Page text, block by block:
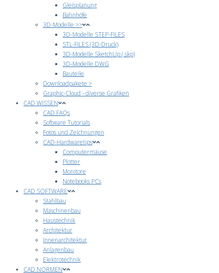
Gleisplanung
Bahnhöfe
3D-Modelle >>
3D-Modelle STEP-FILES
STL-FILES (3D-Druck)
3D-Modelle SketchUp (.skp)
3D-Modelle DWG
Bauteile
Downloadpakete >
Graphic-Cloud - diverse Grafiken
CAD WISSEN
CAD FAQs
Software Tutorials
Fotos und Zeichnungen
CAD-Hardwaretips
Computermäuse
Plotter
Monitore
Notebooks PCs
CAD SOFTWARE
Stahlbau
Maschinenbau
Haustechnik
Architektur
Innenarchitektur
Anlagenbau
Elektrotechnik
CAD NORMEN